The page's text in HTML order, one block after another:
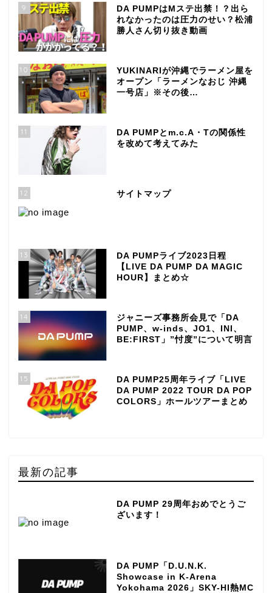
9
DA PUMPはMステ出禁！？出ら
れなかったのは圧力のせい？松浦
勝人さん切り抜き動画
10
YUKINARIが沖縄でラーメン屋を
オープン「ラーメンなおじ 沖縄
一号店」※その後…
11
DA PUMPとm.c.A・Tの関係性
を改めて考えてみた
12 サイトマップ
13
DA PUMPライブ2023日程
【LIVE DA PUMP DA MAGIC
HOUR】まとめ☆
14
ジャニーズ事務所会見で「DA
PUMP、w-inds、JO1、INI、
BE:FIRST」”忖度”について明言
15
DA PUMP25周年ライブ「LIVE
DA PUMP 2022 TOUR DA POP
COLORS」ホールツアーまとめ
最新の記事
DA PUMP 29周年おめでとうご
ざいます！
DA PUMP「D.U.N.K.
Showcase in K-Arena
Yokohama 2026」SKY-HI熱MC